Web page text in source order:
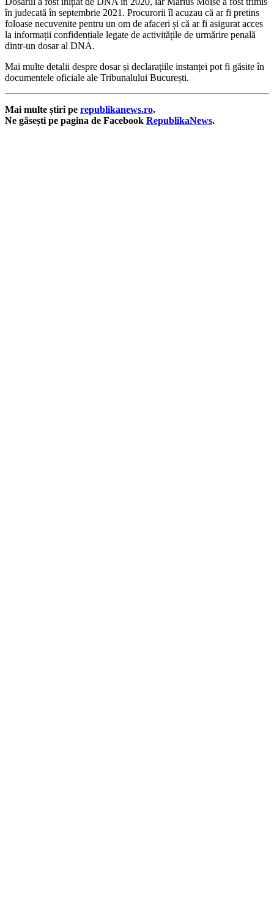
în judecată în septembrie 2021. Procurorii îl acuzau că ar fi pretins
foloase necuvenite pentru un om de afaceri și că ar fi asigurat acces
la informații confidențiale legate de activitățile de urmărire penală
dintr-un dosar al DNA.
Mai multe detalii despre dosar și declarațiile instanței pot fi găsite în
documentele oficiale ale Tribunalului București.
Mai multe știri pe republikanews.ro.
Ne găsești pe pagina de Facebook RepublikaNews.